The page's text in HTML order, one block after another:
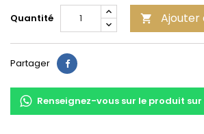
Quantité
 Ajouter
Partager Partager
Renseignez-vous sur le produit